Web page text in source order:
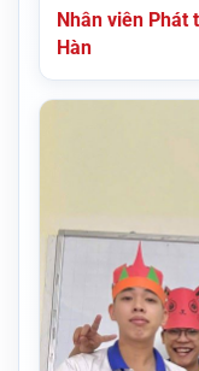
Nhân viên
Hàn